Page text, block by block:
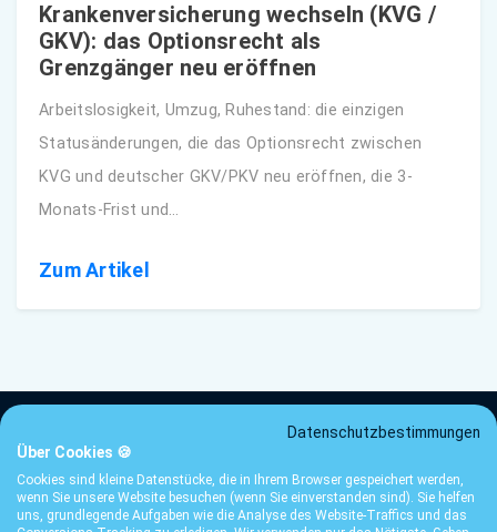
Krankenversicherung wechseln (KVG /
GKV): das Optionsrecht als
Grenzgänger neu eröffnen
Arbeitslosigkeit, Umzug, Ruhestand: die einzigen
Statusänderungen, die das Optionsrecht zwischen
KVG und deutscher GKV/PKV neu eröffnen, die 3-
Monats-Frist und…
Zum Artikel
Preise AGB Datenschutz FAQ Kontakt
Leitfaden
© 2026 ibani SA — Genf, Schweiz · Bei SO-FIT angeschlossener
Datenschutzbestimmungen
Über Cookies 🍪
Cookies sind kleine Datenstücke, die in Ihrem Browser gespeichert werden,
wenn Sie unsere Website besuchen (wenn Sie einverstanden sind). Sie helfen
uns, grundlegende Aufgaben wie die Analyse des Website-Traffics und das